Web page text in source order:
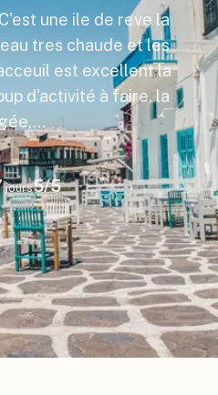
une ile de reve la
tres chaude et les
est excellent la
d'activité à faire, la
jours5/5